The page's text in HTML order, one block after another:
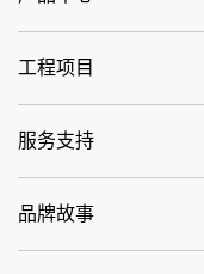
工程项目
服务支持
品牌故事